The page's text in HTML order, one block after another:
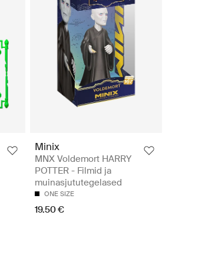
Minix
MNX Voldemort HARRY
POTTER - Filmid ja
muinasjututegelased
ONE SIZE
19.50 €